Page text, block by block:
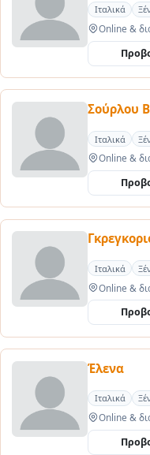
Ιταλικά
Online &
Σούρλου
Ιταλικά
Online &
Ιταλικά
Online &
Έλενα
Ιταλικά
Online &